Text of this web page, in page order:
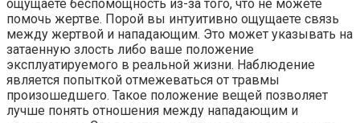
ощущаете беспомощность из-за того, что не можете
помочь жертве. Порой вы интуитивно ощущаете связь
между жертвой и нападающим. Это может указывать на
затаенную злость либо ваше положение
эксплуатируемого в реальной жизни. Наблюдение
является попыткой отмежеваться от травмы
произошедшего. Такое положение вещей позволяет
лучше понять отношения между нападающим и